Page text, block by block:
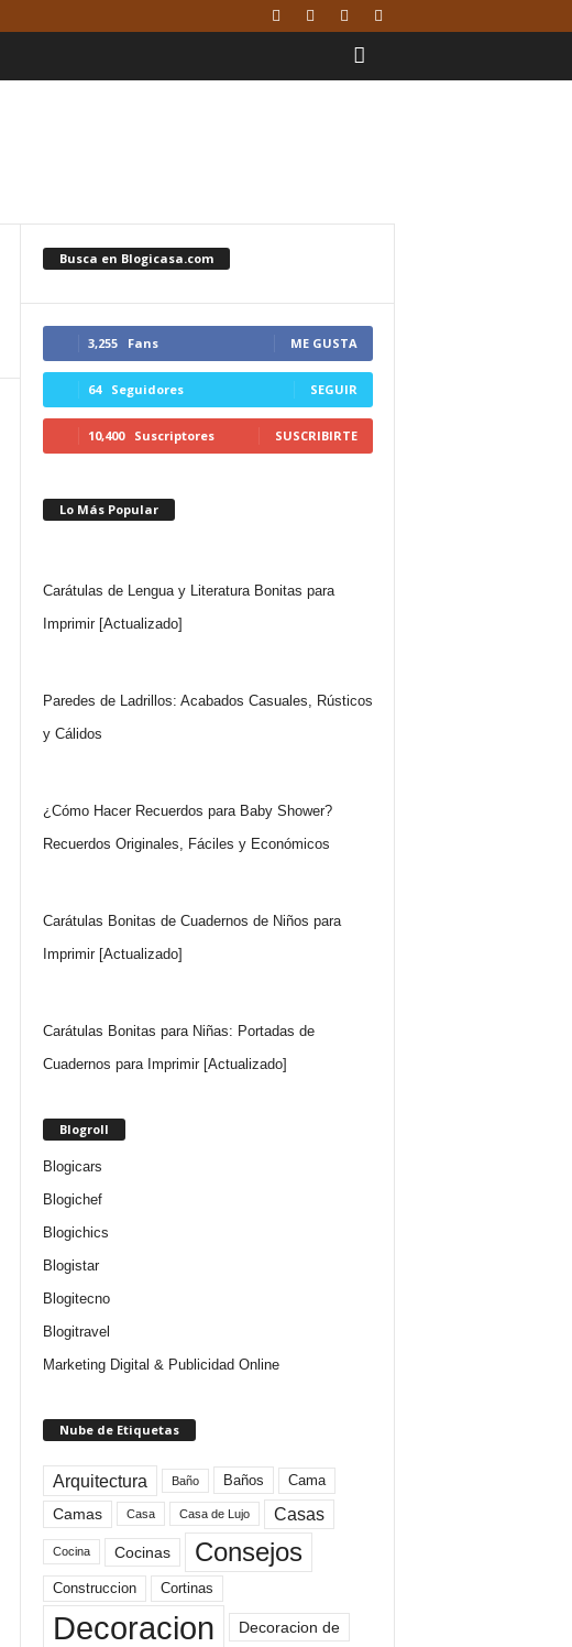
Busca en Blogicasa.com
3,255 Fans ME GUSTA
64 Seguidores SEGUIR
10,400 Suscriptores SUSCRIBIRTE
Lo Más Popular
Carátulas de Lengua y Literatura Bonitas para
Imprimir [Actualizado]
Paredes de Ladrillos: Acabados Casuales, Rústicos
y Cálidos
¿Cómo Hacer Recuerdos para Baby Shower?
Recuerdos Originales, Fáciles y Económicos
Carátulas Bonitas de Cuadernos de Niños para
Imprimir [Actualizado]
Carátulas Bonitas para Niñas: Portadas de
Cuadernos para Imprimir [Actualizado]
Blogroll
Blogicars
Blogichef
Blogichics
Blogistar
Blogitecno
Blogitravel
Marketing Digital & Publicidad Online
Nube de Etiquetas
Arquitectura Baño Baños Cama
Camas Casa Casa de Lujo Casas
Cocina Cocinas Consejos
Construccion Cortinas
Decoracion Decoracion de